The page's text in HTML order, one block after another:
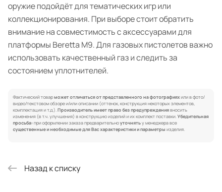
оружие подойдёт для тематических игр или
коллекционирования. При выборе стоит обратить
внимание на совместимость с аксессуарами для
платформы Beretta M9. Для газовых пистолетов важно
использовать качественный газ и следить за
состоянием уплотнителей.
Фактический товарможет отличаться от представленного на фотографияхили в фото/
видео/текстовом обзоре и/или описании (оттенок, конструкция некоторых элементов,
комплектация и т.д.).Производитель имеет право без предупреждениявносить
изменения (в т.ч. улучшения) в конструкцию изделий и их комплект поставки.Убедительная
просьба: при оформлении заказа предварительноуточнятьу менеджера все
существенные и необходимые для Вас характеристики и параметры изделия.
Назад к списку